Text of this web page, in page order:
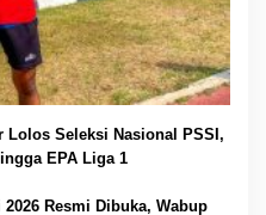
Lolos Seleksi Nasional PSSI,
EPA Liga 1
Resmi Dibuka, Wabup